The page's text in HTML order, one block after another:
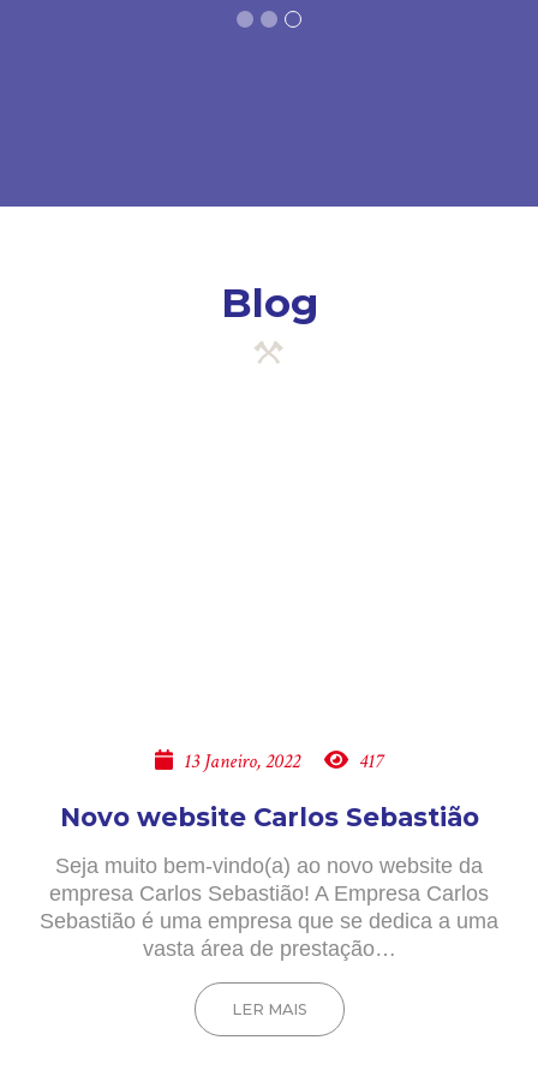
Blog
13 Janeiro, 2022 417
Novo website Carlos Sebastião
Seja muito bem-vindo(a) ao novo website da
empresa Carlos Sebastião! A Empresa Carlos
Sebastião é uma empresa que se dedica a uma
vasta área de prestação…
LER MAIS